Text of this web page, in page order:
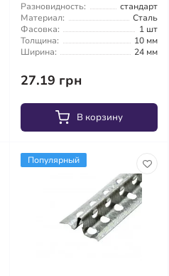
Разновидность:
стандарт
Материал:
Сталь
Фасовка:
1 шт
Толщина:
10 мм
Ширина:
24 мм
27.19 грн
В корзину
Популярный